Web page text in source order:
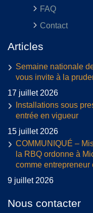
FAQ
Contact
Articles
Semaine nationale
vous invite à la
17 juillet 2026
Installations sous
entrée en vigueur
15 juillet 2026
COMMUNIQUÉ –
la RBQ ordonne à
comme entrepreneur
9 juillet 2026
Nous contacter